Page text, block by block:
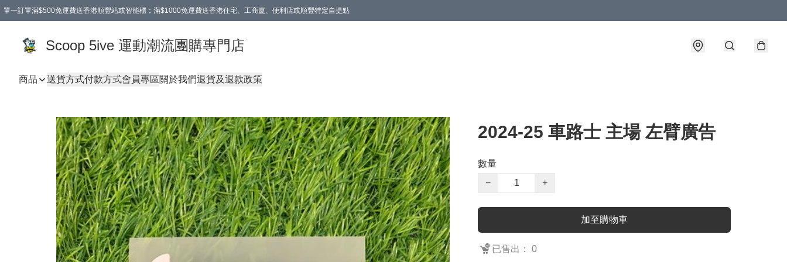
單一訂單滿$500免運費送香港順豐站或智能櫃；滿$1000免運費送香港住宅、工商廈、便利店或順豐特定自提點
Scoop 5ive 運動潮流團購專門店
商品 送貨方式付款方式會員專區關於我們退貨及退款政策
2024-25 車路士 主場 左臂廣告
數量
−
+
加至購物車
已售出： 0